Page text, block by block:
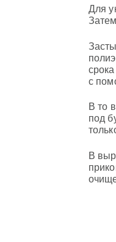
Для
с
В то
под
В